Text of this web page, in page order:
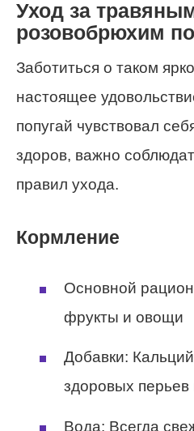
Уход за
розовобрюхим
Заботиться о таком
настоящее
попугай чувствовал
здоров, важно
правил ухода.
Кормление
Основной
фрукты и овощи
Добавки:
здоровых перьев
Вода: Всегда